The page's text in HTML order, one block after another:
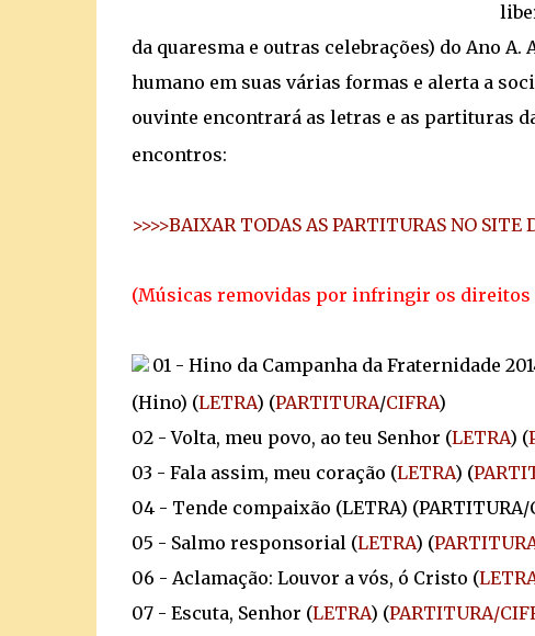
da quaresma e outras celebrações) do Ano
humano em suas várias formas e alerta a
ouvinte encontrará as letras e as partituras
encontros:
>>>>BAIXAR TODAS AS PARTITURAS NO SITE
(Músicas removidas por infringir os direitos
01 - Hino da Campanha da Fraternidade
(Hino) (LETRA) (PARTITURA/CIFRA)
02 - Volta, meu povo, ao teu Senhor (LETRA) (
03 - Fala assim, meu coração (LETRA) (
04 - Tende compaixão (LETRA) (PARTITURA/
05 - Salmo responsorial (LETRA) (
06 - Aclamação: Louvor a vós, ó Cristo (
07 - Escuta, Senhor (LETRA) (PARTITURA/